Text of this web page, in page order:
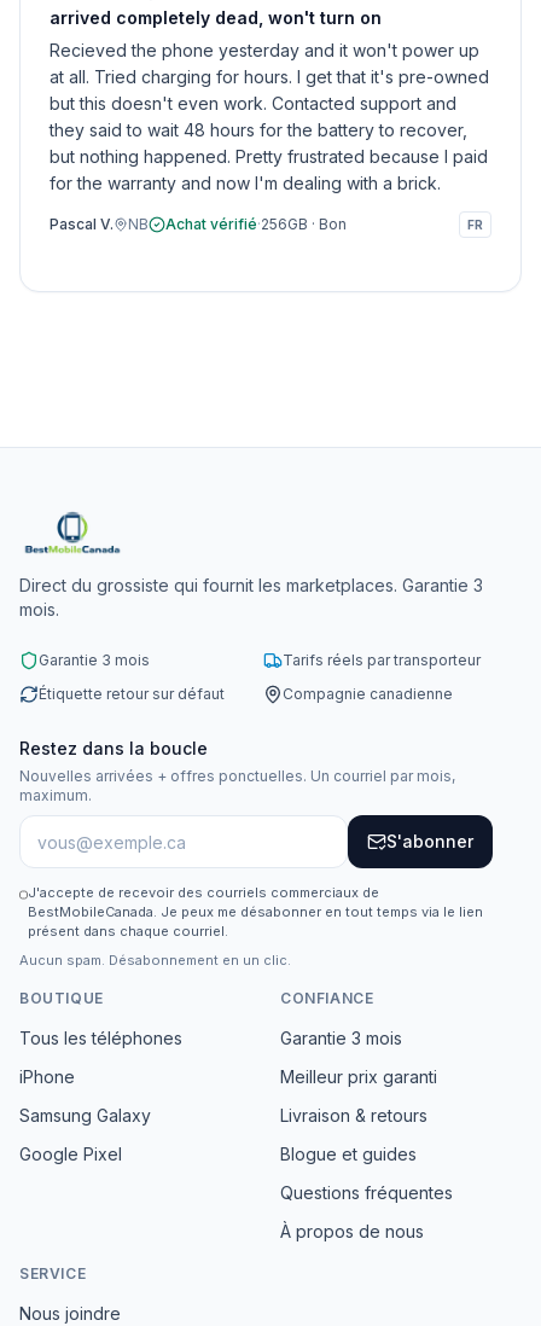
arrived completely dead, won't turn on
Recieved the phone yesterday and it won't power up
at all. Tried charging for hours. I get that it's pre-owned
but this doesn't even work. Contacted support and
they said to wait 48 hours for the battery to recover,
but nothing happened. Pretty frustrated because I paid
for the warranty and now I'm dealing with a brick.
Pascal V. NB Achat vérifié·256GB · Bon FR
Direct du grossiste qui fournit les marketplaces. Garantie 3
mois.
Garantie 3 mois
Tarifs réels par transporteur
Étiquette retour sur défaut
Compagnie canadienne
Restez dans la boucle
Nouvelles arrivées + offres ponctuelles. Un courriel par mois,
maximum.
S'abonner
J'accepte de recevoir des courriels commerciaux de
BestMobileCanada. Je peux me désabonner en tout temps via le lien
présent dans chaque courriel.
Aucun spam. Désabonnement en un clic.
BOUTIQUE
Tous les téléphones
iPhone
Samsung Galaxy
Google Pixel
CONFIANCE
Garantie 3 mois
Meilleur prix garanti
Livraison & retours
Blogue et guides
Questions fréquentes
À propos de nous
SERVICE
Nous joindre